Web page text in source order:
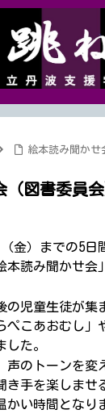
絵本読み聞かせ
図書委員会
金）までの5日
本読み聞かせ会
児童生徒が集
ぺこあおむし」
した。
のトーンを変
き手を楽しませ
い時間となり